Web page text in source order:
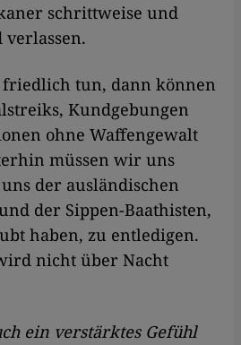
schrittweise und
friedlich tun, dann können
Kundgebungen
ohne Waffengewalt
müssen wir uns
der ausländischen
der Sippen-Baathisten,
haben, zu entledigen.
nicht über Nacht
ein verstärktes Gefühl